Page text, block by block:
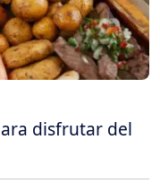
disfrutar del